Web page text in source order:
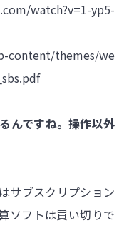
watch?v=1-yp5-
content/themes/we
んですね。操作以外
サブスクリプション
ソフトは買い切りで